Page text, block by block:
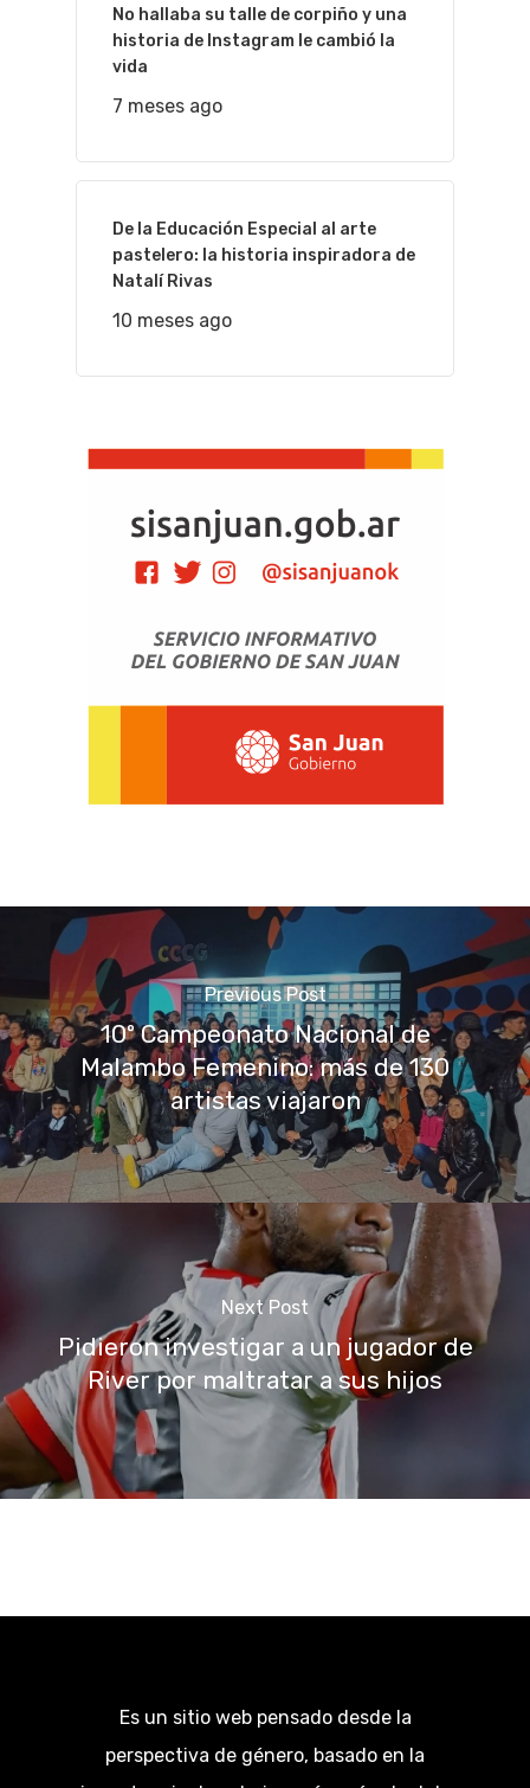
No hallaba su talle de corpiño y una
historia de Instagram le cambió la
vida
7 meses ago
De la Educación Especial al arte
pastelero: la historia inspiradora de
Natalí Rivas
10 meses ago
Previous Post
10º Campeonato Nacional de
Malambo Femenino: más de 130
artistas viajaron
Next Post
Pidieron investigar a un jugador de
River por maltratar a sus hijos
Es un sitio web pensado desde la
perspectiva de género, basado en la